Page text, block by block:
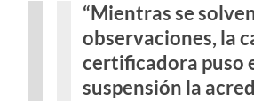
“Mientras se
observaciones, la
certificadora puso
suspensión la